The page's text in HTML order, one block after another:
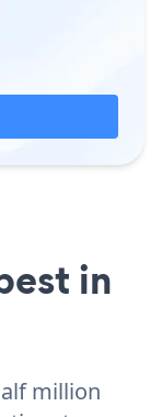
in
million